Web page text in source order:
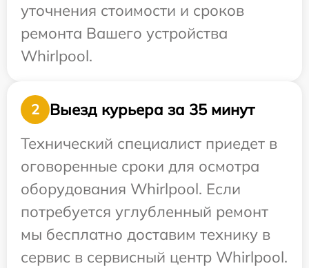
уточнения стоимости и сроков
ремонта Вашего устройства
Whirlpool.
2
Выезд курьера за 35 минут
Технический специалист приедет в
оговоренные сроки для осмотра
оборудования Whirlpool. Если
потребуется углубленный ремонт
мы бесплатно доставим технику в
сервис в сервисный центр Whirlpool.